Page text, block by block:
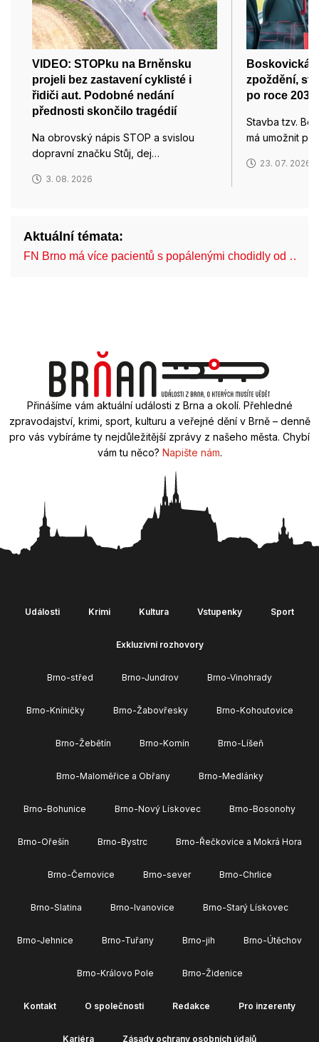
VIDEO: STOPku na Brněnsku
projeli bez zastavení cyklisté i
řidiči aut. Podobné nedání
přednosti skončilo tragédií
Na obrovský nápis STOP a svislou
dopravní značku Stůj, dej…
3. 08. 2026
Boskovická
zpoždění,
po roce 2032
Stavba tzv.
má umožnit
23. 07. 2026
Aktuální témata:
FN Brno má více pacientů s popálenými chodidly od …
Přinášíme vám aktuální události z Brna a okolí. Přehledné
zpravodajství, krimi, sport, kulturu a veřejné dění v Brně – denně
pro vás vybíráme ty nejdůležitější zprávy z našeho města. Chybí
vám tu něco? Napište nám.
Události Krimi Kultura Vstupenky Sport
Exkluzivní rozhovory
Brno-střed Brno-Jundrov Brno-Vinohrady
Brno-Kníničky Brno-Žabovřesky Brno-Kohoutovice
Brno-Žebětín Brno-Komín Brno-Líšeň
Brno-Maloměřice a Obřany Brno-Medlánky
Brno-Bohunice Brno-Nový Lískovec Brno-Bosonohy
Brno-Ořešín Brno-Bystrc Brno-Řečkovice a Mokrá Hora
Brno-Černovice Brno-sever Brno-Chrlice
Brno-Slatina Brno-Ivanovice Brno-Starý Lískovec
Brno-Jehnice Brno-Tuřany Brno-jih Brno-Útěchov
Brno-Královo Pole Brno-Židenice
Kontakt O společnosti Redakce Pro inzerenty
Kariéra Zásady ochrany osobních údajů